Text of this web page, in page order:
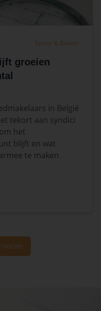
Sector & Beleid
groeien
in België
tekort aan syndici
het
blijft en wat
te maken